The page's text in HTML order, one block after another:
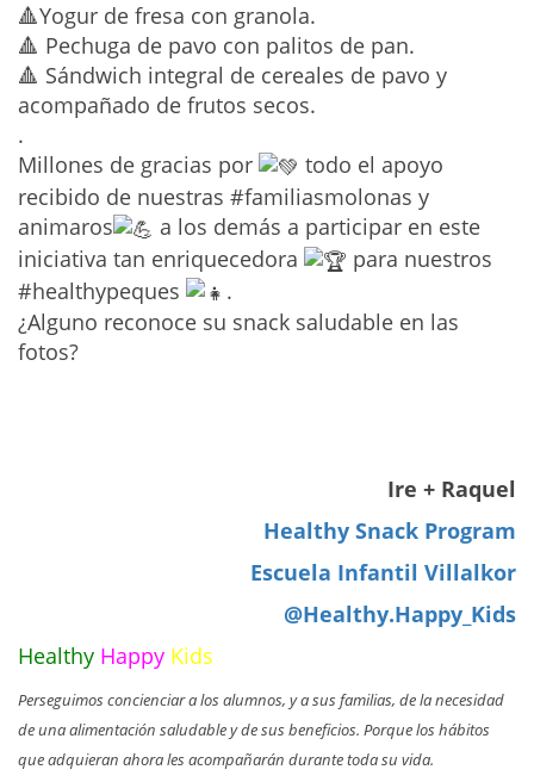
🔺Yogur de fresa con granola.
🔺 Pechuga de pavo con palitos de pan.
🔺 Sándwich integral de cereales de pavo y
acompañado de frutos secos.
.
Millones de gracias por
todo el apoyo
recibido de nuestras #familiasmolonas y
animaros
a los demás a participar en este
iniciativa tan enriquecedora
para nuestros
#healthypeques
.
¿Alguno reconoce su snack saludable en las
fotos?
Ire + Raquel
Healthy Snack Program
Escuela Infantil Villalkor
@Healthy.Happy_Kids
Healthy Happy Kids
Perseguimos concienciar a los alumnos, y a sus familias, de la necesidad
de una alimentación saludable y de sus beneficios. Porque los hábitos
que adquieran ahora les acompañarán durante toda su vida.